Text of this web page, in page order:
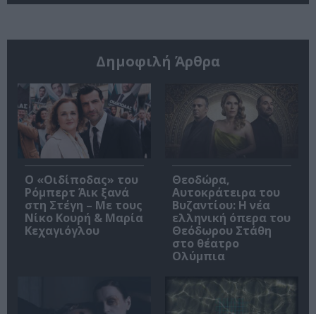
Δημοφιλή Άρθρα
O «Οιδίποδας» του
Ρόμπερτ Άικ ξανά
στη Στέγη – Με τους
Νίκο Κουρή & Μαρία
Κεχαγιόγλου
Θεοδώρα,
Αυτοκράτειρα του
Βυζαντίου: Η νέα
ελληνική όπερα του
Θεόδωρου Στάθη
στο θέατρο
Ολύμπια